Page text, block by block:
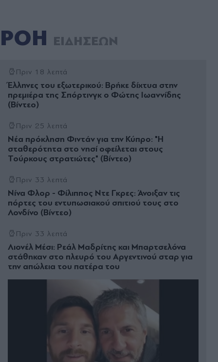
ΡΟΗ ΕΙΔΗΣΕΩΝ
Πριν 18 λεπτά
Έλληνες του εξωτερικού: Βρήκε δίχτυα στην
πρεμιέρα της Σπόρτινγκ ο Φώτης Ιωαννίδης
(Βίντεο)
Πριν 25 λεπτά
Νέα πρόκληση Φιντάν για την Κύπρο: "Η
σταθερότητα στο νησί οφείλεται στους
Τούρκους στρατιώτες" (Βίντεο)
Πριν 33 λεπτά
Νίνα Φλορ - Φίλιππος Ντε Γκρες: Άνοιξαν τις
πόρτες του εντυπωσιακού σπιτιού τους στο
Λονδίνο (Βίντεο)
Πριν 33 λεπτά
Λιονέλ Μέσι: Ρεάλ Μαδρίτης και Μπαρτσελόνα
στάθηκαν στο πλευρό του Αργεντινού σταρ για
την απώλεια του πατέρα του